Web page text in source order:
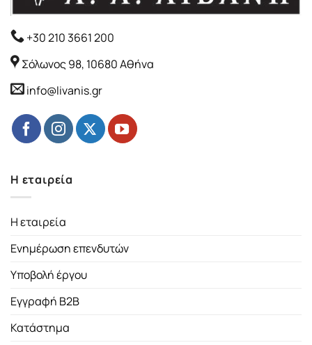
+30 210 3661 200
Σόλωνος 98, 10680 Αθήνα
info@livanis.gr
Η εταιρεία
Η εταιρεία
Ενημέρωση επενδυτών
Υποβολή έργου
Εγγραφή B2B
Κατάστημα